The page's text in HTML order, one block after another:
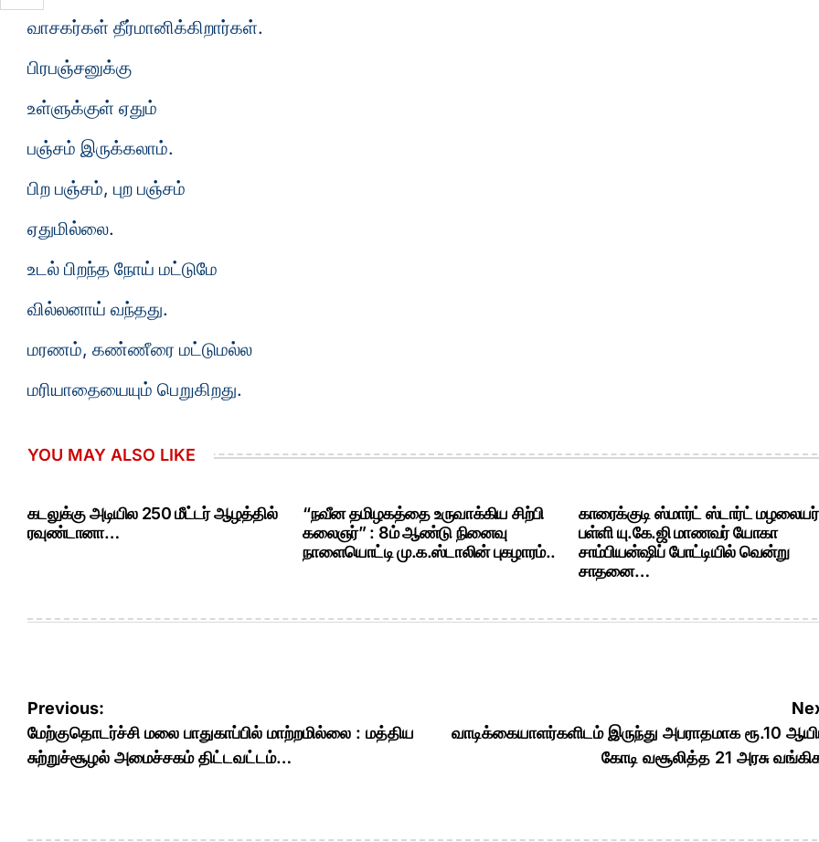
வாசகர்கள் தீர்மானிக்கிறார்கள்.
பிரபஞ்சனுக்கு
உள்ளுக்குள் ஏதும்
பஞ்சம் இருக்கலாம்.
பிற பஞ்சம், புற பஞ்சம்
ஏதுமில்லை.
உடல் பிறந்த நோய் மட்டுமே
வில்லனாய் வந்தது.
மரணம், கண்ணீரை மட்டுமல்ல
மரியாதையையும் பெறுகிறது.
YOU MAY ALSO LIKE
கடலுக்கு அடியில 250 மீட்டர் ஆழத்தில்
ரவுண்டானா…
“நவீன தமிழகத்தை உருவாக்கிய சிற்பி
கலைஞர்” : 8ம் ஆண்டு நினைவு
நாளையொட்டி மு.க.ஸ்டாலின் புகழாரம்..
காரைக்குடி ஸ்மார்ட் ஸ்டார்ட் மழலையர்
பள்ளி யு.கே.ஜி மாணவர் யோகா
சாம்பியன்ஷிப் போட்டியில் வென்று
சாதனை…
Post
navigation
Previous:
மேற்குதொடர்ச்சி மலை பாதுகாப்பில் மாற்றமில்லை : மத்திய
சுற்றுச்சூழல் அமைச்சகம் திட்டவட்டம்…
வாடிக்கையாளர்களிடம் இருந்து அபராதமாக ரூ.10
கோடி வசூலித்த 21 அரசு